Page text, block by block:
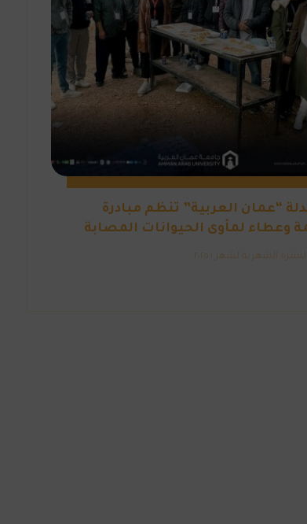
“عمان العربية” تنظم مبادرة
وعطاء لمأوى الحيوانات المصابة
النشرة الشهرية لشهر ١ ٢٠٢٥